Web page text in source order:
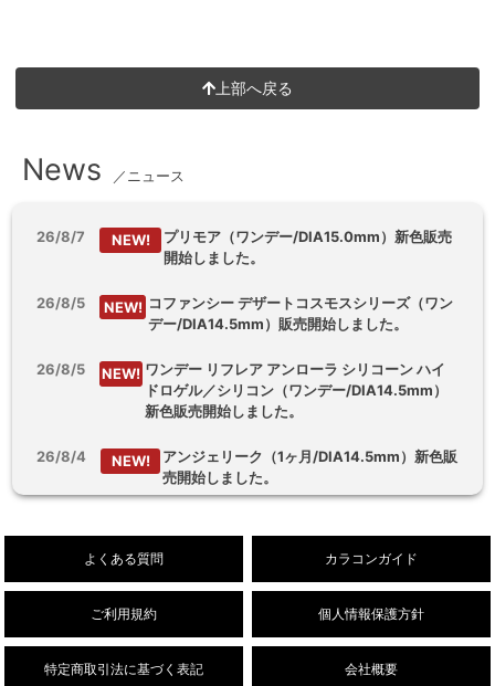
上部へ戻る
News ／ニュース
26/8/7 NEW!
プリモア（ワンデー/DIA15.0mm）新色販売
開始しました。
26/8/5 NEW! コファンシー デザートコスモスシリーズ（ワン
デー/DIA14.5mm）販売開始しました。
26/8/5 NEW! ワンデー リフレア アンローラ シリコーン ハイ
ドロゲル／シリコン（ワンデー/DIA14.5mm）
新色販売開始しました。
26/8/4 NEW!
アンジェリーク（1ヶ月/DIA14.5mm）新色販
売開始しました。
よくある質問 カラコンガイド
ご利用規約 個人情報保護方針
特定商取引法に基づく表記 会社概要